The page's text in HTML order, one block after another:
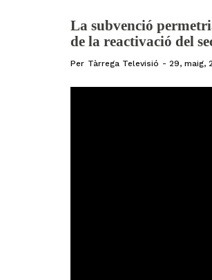
La subvenció
de la reactivació del
Per Tàrrega Televisió 29, maig,